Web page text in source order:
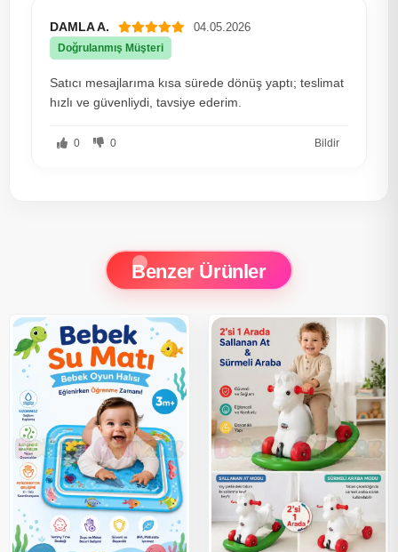
DAMLA A. 04.05.2026
Doğrulanmış Müşteri
Satıcı mesajlarıma kısa sürede dönüş yaptı; teslimat
hızlı ve güvenliydi, tavsiye ederim.
0 0 Bildir
Benzer Ürünler